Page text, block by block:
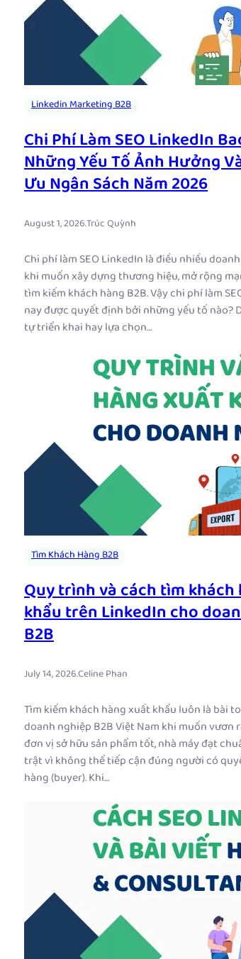
Linkedin Marketing B2B
Chi Phí Làm SEO LinkedIn
Những Yếu Tố Ảnh Hưởng
Ưu Ngân Sách Năm 2026
August 1, 2026.Trúc Quỳnh
Chi phí làm SEO LinkedIn là điều nhiều
khi muốn xây dựng thương hiệu, mở rộng
tìm kiếm khách hàng B2B. Vậy chi phí làm
nay được quyết định bởi những yếu tố nào?
tự triển khai hay lựa chọn…
Tìm Khách Hàng B2B
Quy trình và cách tìm
khẩu trên LinkedIn cho
B2B
July 14, 2026.Celine Phan
Tìm kiếm khách hàng xuất khẩu luôn là bài
doanh nghiệp B2B Việt Nam khi muốn vươn
đơn vị sở hữu sản phẩm tốt, nhà máy đạt
trật vì không thể tiếp cận đúng người có
hàng (buyer). Khi…